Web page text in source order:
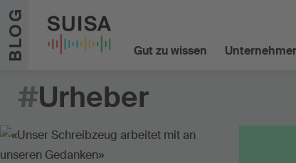
Zum Inhalt springen
BLOG Gut zu wissen
#Urheber